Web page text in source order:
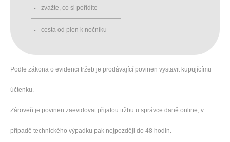
zvažte, co si pořídíte
cesta od plen k nočníku
Podle zákona o evidenci tržeb je prodávající povinen vystavit kupujícímu
účtenku.
Zároveň je povinen zaevidovat přijatou tržbu u správce daně online; v
případě technického výpadku pak nejpozději do 48 hodin.